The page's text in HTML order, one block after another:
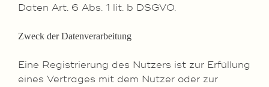
Daten Art. 6 Abs. 1 lit. b DSGVO.
Zweck der Datenverarbeitung
Eine Registrierung des Nutzers ist zur Erfüllung
eines Vertrages mit dem Nutzer oder zur